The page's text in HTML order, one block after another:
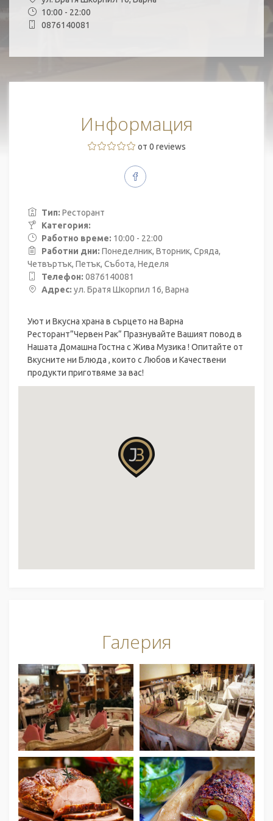
10:00 - 22:00
0876140081
Информация
от 0 reviews
Тип: Ресторант
Категория:
Работно време: 10:00 - 22:00
Работни дни: Понеделник, Вторник, Сряда,
Четвъртък, Петък, Събота, Неделя
Телефон: 0876140081
Адрес: ул. Братя Шкорпил 16, Варна
Уют и Вкусна храна в сърцето на Варна
Ресторант”Червен Рак” Празнувайте Вашият повод в
Нашата Домашна Гостна с Жива Музика ! Опитайте от
Вкусните ни Блюда , които с Любов и Качествени
продукти приготвяме за вас!
Галерия